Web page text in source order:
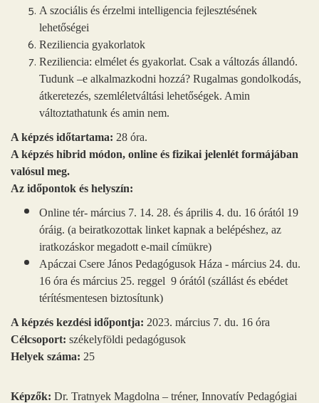
A szociális és érzelmi intelligencia fejlesztésének
lehetőségei
Reziliencia gyakorlatok
Reziliencia: elmélet és gyakorlat. Csak a változás állandó.
Tudunk –e alkalmazkodni hozzá? Rugalmas gondolkodás,
átkeretezés, szemléletváltási lehetőségek. Amin
változtathatunk és amin nem.
A képzés időtartama: 28 óra.
A képzés hibrid módon, online és fizikai jelenlét formájában
valósul meg.
Az időpontok és helyszín:
Online tér- március 7. 14. 28. és április 4. du. 16 órától 19
óráig. (a beiratkozottak linket kapnak a belépéshez, az
iratkozáskor megadott e-mail címükre)
Apáczai Csere János Pedagógusok Háza - március 24. du.
16 óra és március 25. reggel 9 órától (szállást és ebédet
térítésmentesen biztosítunk)
A képzés kezdési időpontja: 2023. március 7. du. 16 óra
Célcsoport: székelyföldi pedagógusok
Helyek száma: 25
Képzők: Dr. Tratnyek Magdolna – tréner, Innovatív Pedagógiai